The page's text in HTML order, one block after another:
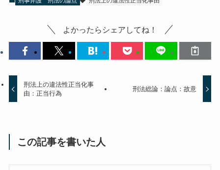
よかったらシェアしてね！
刑法上の違法性正当化事
由：正当行為
刑法総論：論点：故意
この記事を書いた人